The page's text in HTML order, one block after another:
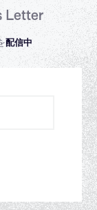
Letter
配信中